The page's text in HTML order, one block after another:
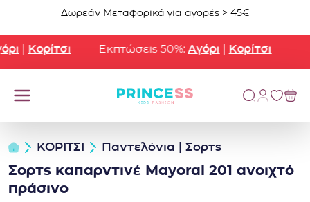
Μετάβαση στο περιεχόμενο
Δωρεάν Μεταφορικά για αγορές > 45€
|Κορίτσι Εκπτώσεις 50%:Αγόρι|Κορίτσι
ΚΟΡΙΤΣΙ Παντελόνια | Σορτς
Σορτς καπαρντινέ Mayoral 201 ανοιχτό
πράσινο